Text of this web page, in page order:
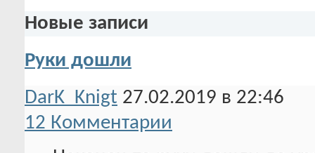
Новые записи
Руки дошли
DarK_Knigt 27.02.2019 в 22:46
12 Комментарии